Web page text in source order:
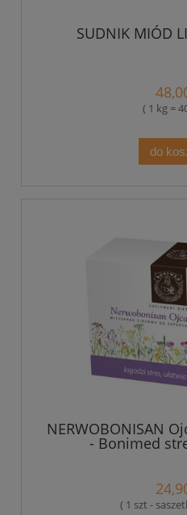
SUDNIK MIÓD
( 1 kg =
do
NERWOBONISAN
- Bonimed
( 1 szt -